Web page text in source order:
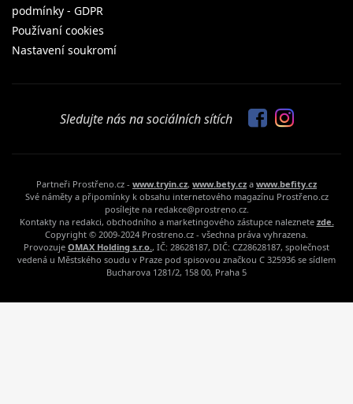
podmínky - GDPR
Používaní cookies
Nastavení soukromí
Sledujte nás na sociálních sítích
Partneři Prostřeno.cz - www.tryin.cz, www.bety.cz a www.befity.cz
Své náměty a připomínky k obsahu internetového magazínu Prostřeno.cz
posílejte na redakce@prostreno.cz.
Kontakty na redakci, obchodního a marketingového zástupce naleznete zde.
Copyright © 2009-2024 Prostreno.cz - všechna práva vyhrazena.
Provozuje OMAX Holding s.r.o., IČ: 28628187, DIČ: CZ28628187, společnost
vedená u Městského soudu v Praze pod spisovou značkou C 325936 se sídlem
Bucharova 1281/2, 158 00, Praha 5